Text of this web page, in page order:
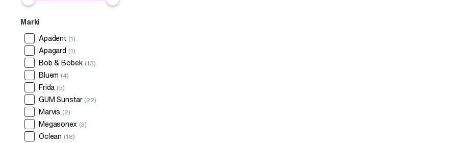
Marki
Apadent (1)
Apagard (1)
Bob & Bobek (13)
Bluem (4)
Frida (5)
GUM Sunstar (22)
Marvis (2)
Megasonex (3)
Oclean (18)